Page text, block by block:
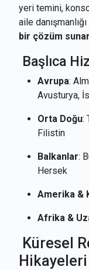
yeri temini,
aile
bir çözüm sunar
Başlıca
Avrupa:
Avusturya,
Orta Doğu:
Filistin
Balkanlar:
Hersek
Amerika &
Afrika &
Küresel
Hikayeleri